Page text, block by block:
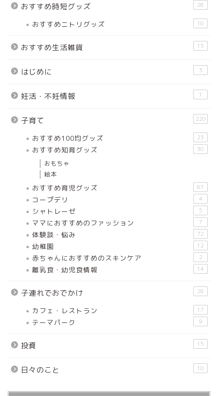
おすすめ時短グッズ 26
おすすめニトリグッズ 10
おすすめ生活雑貨 15
はじめに 3
妊活・不妊情報 1
子育て 220
おすすめ100均グッズ 23
おすすめ知育グッズ 30
おもちゃ
絵本
おすすめ育児グッズ 61
コープデリ 4
シャトレーゼ 5
ママにおすすめのファッション 7
体験談・悩み 72
幼稚園 12
赤ちゃんにおすすめのスキンケア 2
離乳食・幼児食情報 14
子連れでおでかけ 26
カフェ・レストラン 17
テーマパーク 9
投資 15
日々のこと 10